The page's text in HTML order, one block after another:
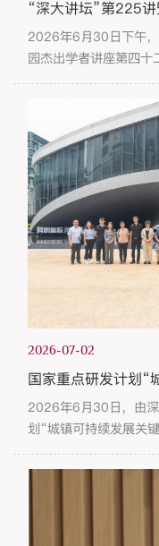
2026年6月30日下午
园杰出学者讲座第四十
告厅举行。本次讲座特
刘建亚担任主讲人，
大学数学科学学院副
对刘建亚院士的到来表
术成就。刘建亚院士长
式与素数分布领域...
2026-07-02
2026年6月30日，由
划“城镇可持续发展关
区优化设计关键技术”
点考核。中国21世纪
授杜春兰、武汉大学
公司教授级高工许世
究员张晓玲、华中科